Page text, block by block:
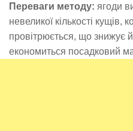
Переваги методу: ягоди
невеликої кількості кущів,
провітрюється, що знижує
економиться посадковий